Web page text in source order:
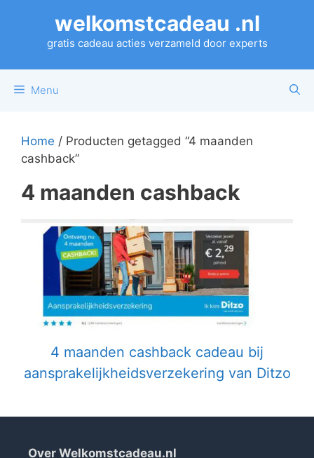
welkomstcadeau .nl
gratis cadeau acties verzameld door experts
Menu
Home / Producten getagged “4 maanden
cashback”
4 maanden cashback
4 maanden cashback cadeau bij
aansprakelijkheidsverzekering van Ditzo
Over Welkomstcadeau.nl